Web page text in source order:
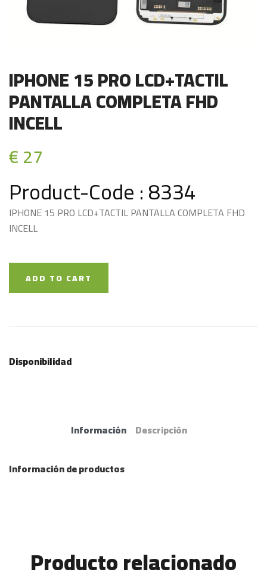
IPHONE 15 PRO LCD+TACTIL
PANTALLA COMPLETA FHD
INCELL
€ 27
Product-Code : 8334
IPHONE 15 PRO LCD+TACTIL PANTALLA COMPLETA FHD
INCELL
ADD TO CART
Disponibilidad
Información Descripción
Información de productos
Producto relacionado